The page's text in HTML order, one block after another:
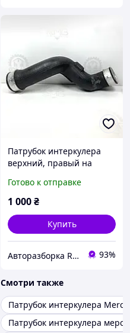
Патрубок интеркулера
верхний, правый на
2.2 cdi A2035282082
Готово к отправке
1 000₴
Купить
Авторазборка RMB 93%
Смотри также
Патрубок интеркулера
Патрубок интеркулера